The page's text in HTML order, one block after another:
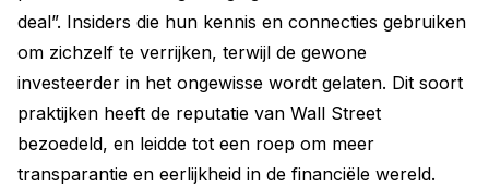
deal”. Insiders die hun kennis en connecties gebruiken
om zichzelf te verrijken, terwijl de gewone
investeerder in het ongewisse wordt gelaten. Dit soort
praktijken heeft de reputatie van Wall Street
bezoedeld, en leidde tot een roep om meer
transparantie en eerlijkheid in de financiële wereld.